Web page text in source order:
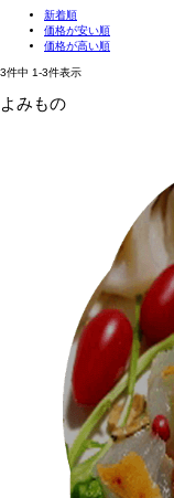
新着順
価格が安い順
価格が高い順
3件中 1-3件表示
よみもの